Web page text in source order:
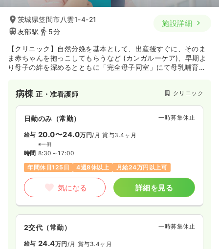
茨城県笠間市八雲1-4-21
友部駅
5分
施設詳細
【クリニック】自然分娩を基本として、出産後すぐに、そのま
ま赤ちゃんを抱っこしてもらうなど (カンガルーケア)、早期よ
り母子の絆を深めるとともに「完全母子同室」にて母乳哺育を
病棟正・准看護師 クリニック
日勤のみ（常勤） 一時募集休止
給与 20.0〜24.0万円/月 賞与3.4ヶ月
※一例
時間 8:30～17:00
年間休日125日
4週8休以上 月給24万円以上可
気になる 詳細を見る
2交代（常勤） 一時募集休止
給与 24.4万円/月 賞与3.4ヶ月